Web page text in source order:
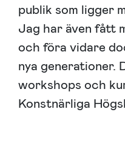
publik som ligger
Jag har även fått
och föra vidare
nya generationer.
workshops och
Konstnärliga